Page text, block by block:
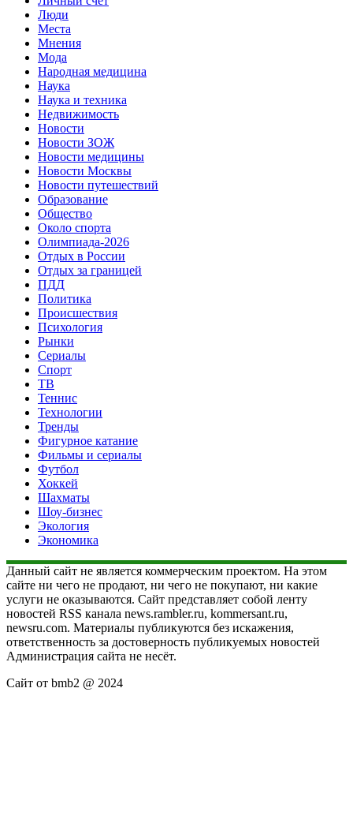
Люди
Места
Мнения
Мода
Народная медицина
Наука
Наука и техника
Недвижимость
Новости
Новости ЗОЖ
Новости медицины
Новости Москвы
Новости путешествий
Образование
Общество
Около спорта
Олимпиада-2026
Отдых в России
Отдых за границей
ПДД
Политика
Происшествия
Психология
Рынки
Сериалы
Спорт
ТВ
Теннис
Технологии
Тренды
Фигурное катание
Фильмы и сериалы
Футбол
Хоккей
Шахматы
Шоу-бизнес
Экология
Экономика
Данный сайт не является коммерческим проектом. На этом
сайте ни чего не продают, ни чего не покупают, ни какие
услуги не оказываются. Сайт представляет собой ленту
новостей RSS канала news.rambler.ru, kommersant.ru,
newsru.com. Материалы публикуются без искажения,
ответственность за достоверность публикуемых новостей
Администрация сайта не несёт.
Сайт от bmb2 @ 2024